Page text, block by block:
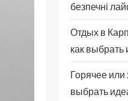
безпечні
Отдых в
как
Горячее или
выбрать